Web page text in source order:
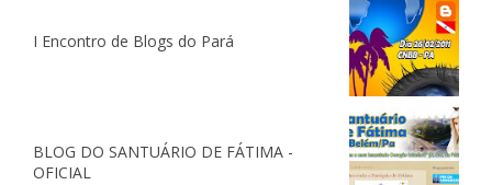
I Encontro de Blogs do Pará
BLOG DO SANTUÁRIO DE FÁTIMA -
OFICIAL